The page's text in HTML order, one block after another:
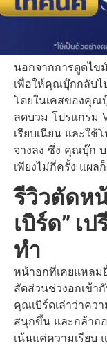
นอกจากการดูดไข
เพื่อให้คุณบุ๊กกลับไ
โดยในเคสของคุณ
ลดบวม โปรแกรม
เรียบเนียน และใช้
จางลง ซึ่ง คุณบุ๊ก บ
เพียงไม่กี่ครั้ง แผล
รีวิวตัดห
เบิร์ด” เ
ทำ
หน้าอกที่เคยแหลม
สัดส่วนช่วงอกเข้า
คุณเบิร์ดเล่าว่าคว
สนุกขึ้น และกล้าถ
เน้นแค่ความเรียบ